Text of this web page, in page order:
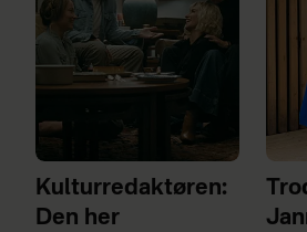
Kulturredaktøren:
Den her